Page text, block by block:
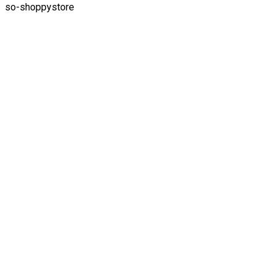
so-shoppystore